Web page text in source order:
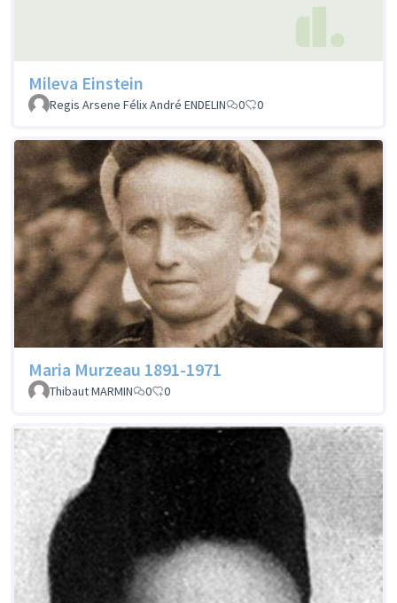
Mileva Einstein
Regis Arsene Félix André ENDELIN 0 0
Maria Murzeau 1891-1971
Thibaut MARMIN 0 0